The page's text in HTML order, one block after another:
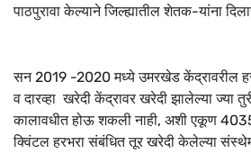
पाठपुरावा केल्याने जिल्ह्यातील शेतक-यांना
सन 2019 -2020 मध्ये उमरखेड केंद्रावरील
व दारव्हा खरेदी केंद्रावर खरेदी झालेल्या ज्या
कालावधीत होऊ शकली नाही, अशी एकूण
क्विंटल हरभरा संबंधित तूर खरेदी केलेल्या